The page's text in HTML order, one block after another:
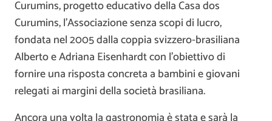
Curumins, progetto educativo della Casa dos
Curumins, l’Associazione senza scopi di lucro,
fondata nel 2005 dalla coppia svizzero-brasiliana
Alberto e Adriana Eisenhardt con l’obiettivo di
fornire una risposta concreta a bambini e giovani
relegati ai margini della società brasiliana.